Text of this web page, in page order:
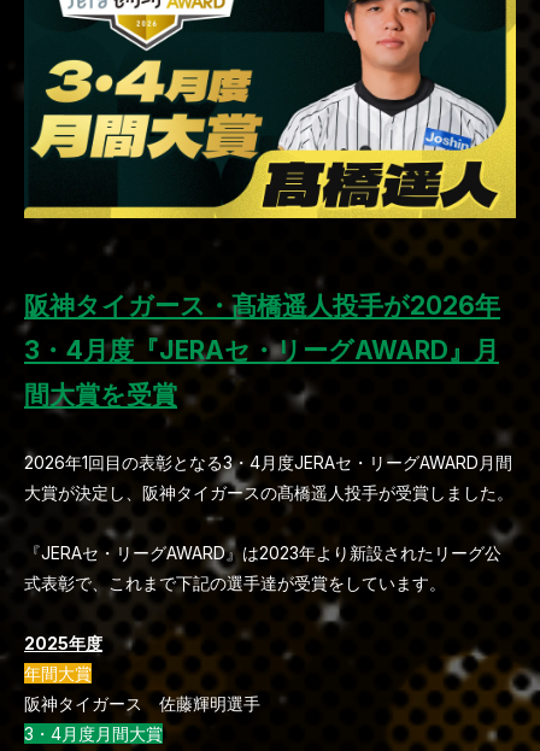
阪神タイガース・髙橋遥人投手が2026年
3・4月度『JERAセ・リーグAWARD』月
間大賞を受賞
2026年1回目の表彰となる3・4月度JERAセ・リーグAWARD月間
大賞が決定し、阪神タイガースの髙橋遥人投手が受賞しました。
『JERAセ・リーグAWARD』は2023年より新設されたリーグ公
式表彰で、これまで下記の選手達が受賞をしています。
2025年度
年間大賞
阪神タイガース 佐藤輝明選手
3・4月度月間大賞